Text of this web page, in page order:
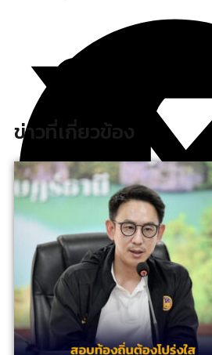
ข่าวที่เกี่ยวข้อง